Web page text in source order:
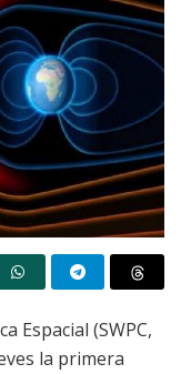
Espacial (SWPC,
la primera